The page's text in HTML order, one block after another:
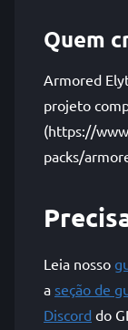
Quem
Armored
projeto
(https://
packs/
Leia nosso
a seção de
Discord do